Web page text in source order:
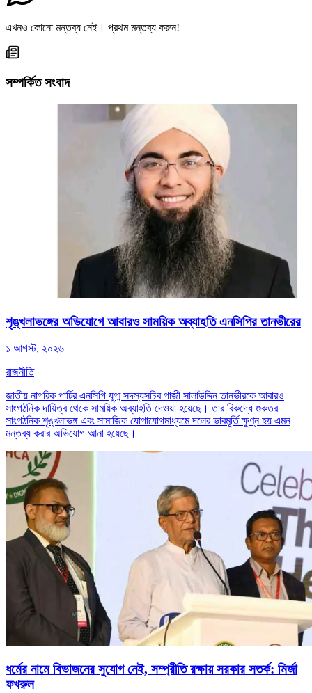
এখনও কোনো মন্তব্য নেই। প্রথম মন্তব্য করুন!
সম্পর্কিত সংবাদ
শৃঙ্খলাভঙ্গের অভিযোগে আবারও সাময়িক অব্যাহতি এনসিপির তানভীরের
১ আগস্ট, ২০২৬
রাজনীতি
জাতীয় নাগরিক পার্টির এনসিপি যুগ্ম সদস্যসচিব গাজী সালাউদ্দিন তানভীরকে আবারও
সাংগঠনিক দায়িত্ব থেকে সাময়িক অব্যাহতি দেওয়া হয়েছে। তার বিরুদ্ধে গুরুতর
সাংগঠনিক শৃঙ্খলাভঙ্গ এবং সামাজিক যোগাযোগমাধ্যমে দলের ভাবমূর্তি ক্ষুণ্ন হয় এমন
মন্তব্য করার অভিযোগ আনা হয়েছে।
ধর্মের নামে বিভাজনের সুযোগ নেই, সম্প্রীতি রক্ষায় সরকার সতর্ক: মির্জা
ফখরুল